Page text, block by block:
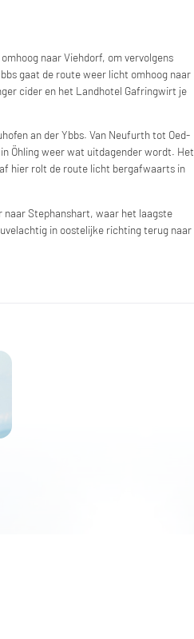
naar Viehdorf, om vervolgens
gaat de route weer licht omhoog naar
cider en het Landhotel Gafringwirt je
an der Ybbs. Van Neufurth tot Oed-
Öhling weer wat uitdagender wordt. Het
hier rolt de route licht bergafwaarts in
naar Stephanshart, waar het laagste
in oostelijke richting terug naar